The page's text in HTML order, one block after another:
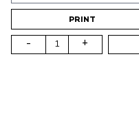
Support (print ou digital)
PRINT
- +